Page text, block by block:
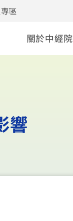
區
關於中經院
響